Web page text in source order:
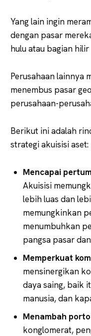
Yang lain ingin
dengan pasar
hulu atau bagian
Perusahaan lainnya
menembus pasar
perusahaan-
Berikut ini adalah
strategi akuisisi aset:
Mencapai
Akuisisi
lebih luas dan
memungkinkan
menumbuhkan
pangsa pasar
Memperkuat
mensinergikan
daya saing, baik
manusia, dan
Menambah
konglomerat,